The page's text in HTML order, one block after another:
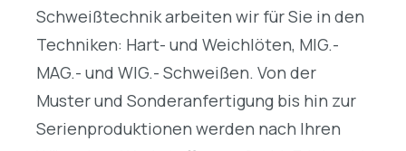
Schweißtechnik arbeiten wir für Sie in den
Techniken: Hart- und Weichlöten, MIG.-
MAG.- und WIG.- Schweißen. Von der
Muster und Sonderanfertigung bis hin zur
Serienproduktionen werden nach Ihren